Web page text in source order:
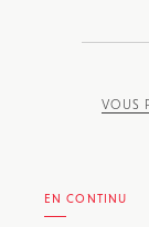
VOUS
EN CONTINU